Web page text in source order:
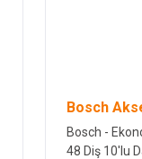
Bosch
Bosch -
48 Diş 10'lu